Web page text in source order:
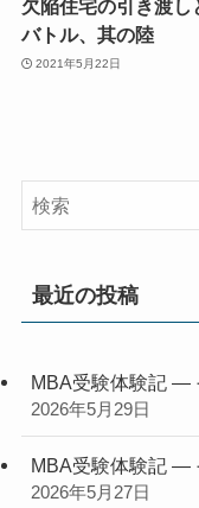
欠陥住宅の引き渡し
バトル、其の陸
2021年5月22日
最近の投稿
MBA受験体験記 —
2026年5月29日
MBA受験体験記 —
2026年5月27日